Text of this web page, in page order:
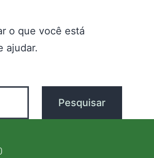
o que você está
ajudar.